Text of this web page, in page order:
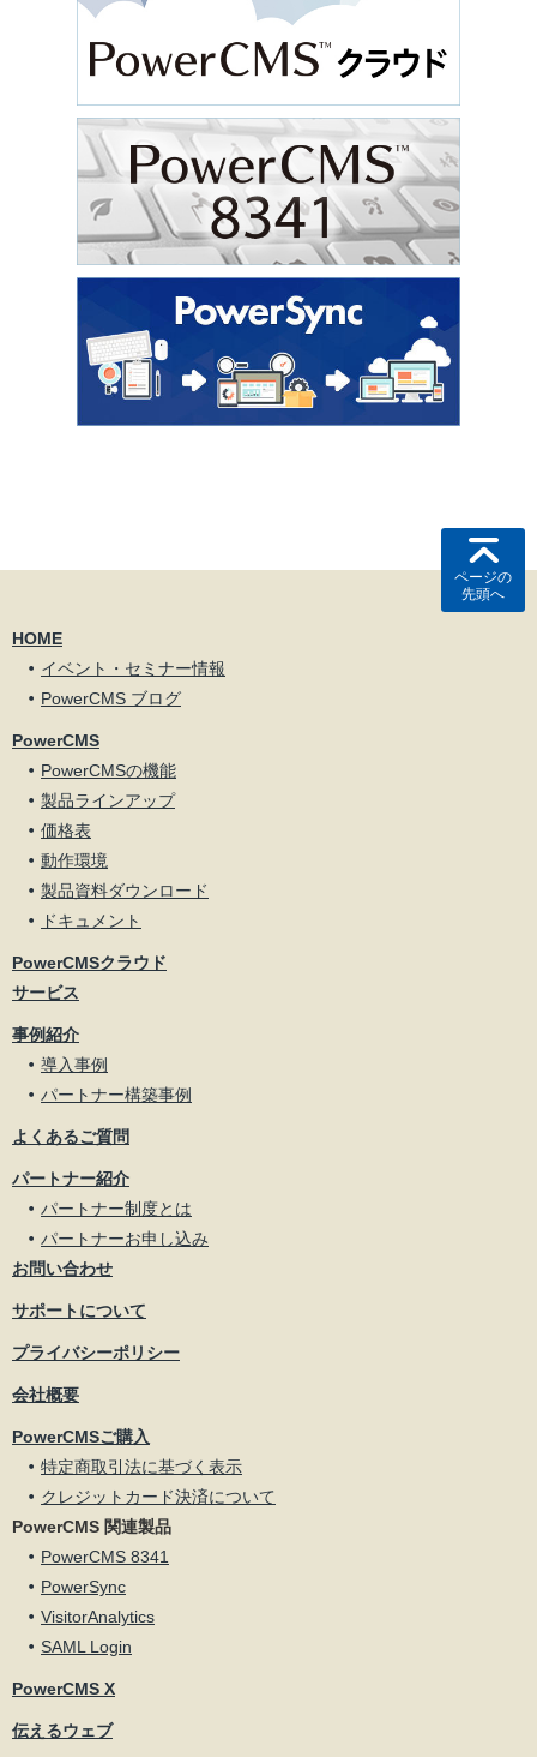
ページの
先頭へ
HOME
イベント・セミナー情報
PowerCMS ブログ
PowerCMS
PowerCMSの機能
製品ラインアップ
価格表
動作環境
製品資料ダウンロード
ドキュメント
PowerCMSクラウド
サービス
事例紹介
導入事例
パートナー構築事例
よくあるご質問
パートナー紹介
パートナー制度とは
パートナーお申し込み
お問い合わせ
サポートについて
プライバシーポリシー
会社概要
PowerCMSご購入
特定商取引法に基づく表示
クレジットカード決済について
PowerCMS 関連製品
PowerCMS 8341
PowerSync
VisitorAnalytics
SAML Login
PowerCMS X
伝えるウェブ